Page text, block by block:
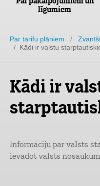
līgumiem
Par tarifu plāniem /
/ Kādi ir valstu
Kādi ir
Informāciju par valsts
ievadot valsts